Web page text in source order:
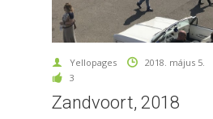
Yellopages 2018. május 5.
3
Zandvoort, 2018